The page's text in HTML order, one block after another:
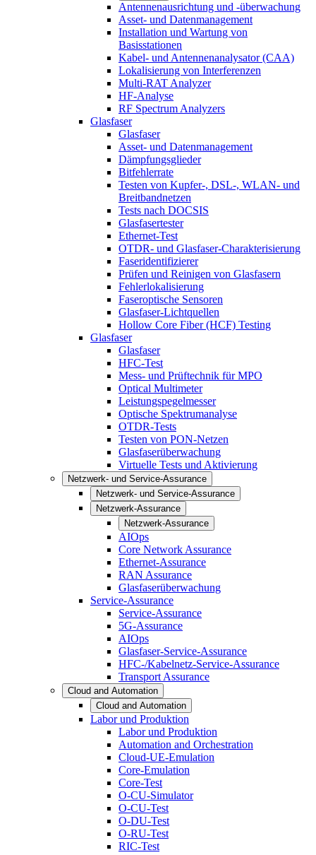
Antennenausrichtung und -überwachung
Asset- und Datenmanagement
Installation und Wartung von
Basisstationen
Kabel- und Antennenanalysator (CAA)
Lokalisierung von Interferenzen
Multi-RAT Analyzer
HF-Analyse
RF Spectrum Analyzers
Glasfaser
Glasfaser
Asset- und Datenmanagement
Dämpfungsglieder
Bitfehlerrate
Testen von Kupfer-, DSL-, WLAN- und
Breitbandnetzen
Tests nach DOCSIS
Glasfasertester
Ethernet-Test
OTDR- und Glasfaser-Charakterisierung
Faseridentifizierer
Prüfen und Reinigen von Glasfasern
Fehlerlokalisierung
Faseroptische Sensoren
Glasfaser-Lichtquellen
Hollow Core Fiber (HCF) Testing
Glasfaser
Glasfaser
HFC-Test
Mess- und Prüftechnik für MPO
Optical Multimeter
Leistungspegelmesser
Optische Spektrumanalyse
OTDR-Tests
Testen von PON-Netzen
Glasfaserüberwachung
Virtuelle Tests und Aktivierung
Netzwerk- und Service-Assurance
Netzwerk- und Service-Assurance
Netzwerk-Assurance
Netzwerk-Assurance
AIOps
Core Network Assurance
Ethernet-Assurance
RAN Assurance
Glasfaserüberwachung
Service-Assurance
Service-Assurance
5G-Assurance
AIOps
Glasfaser-Service-Assurance
HFC-/Kabelnetz-Service-Assurance
Transport Assurance
Cloud and Automation
Cloud and Automation
Labor und Produktion
Labor und Produktion
Automation and Orchestration
Cloud-UE-Emulation
Core-Emulation
Core-Test
O-CU-Simulator
O-CU-Test
O-DU-Test
O-RU-Test
RIC-Test